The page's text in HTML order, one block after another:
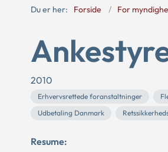
Du er her: Forside For
2010
Erhvervsrettede foranstaltninger
Udbetaling Danmark
Resume: